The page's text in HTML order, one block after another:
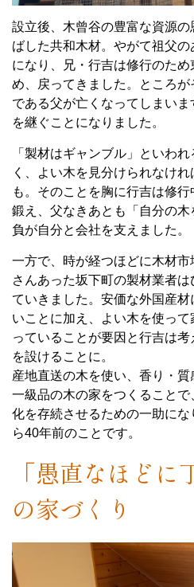
設立後、木曾谷の豊富な資源
ばした共和木材。やがて祖父
になり、兄・行吉は修行のた
め、戻ってきました。ところ
である父が亡くなってしまい
を継ぐことになりました。
「製材はギャンブル」といわ
く、よい木を見分けられなけ
も。そのことを胸に行吉は修
鍛え、父なきあとも「自分の
負が自分と会社を支えました。
一方で、時が経つほどに木材市
さんあった坂下町の製材業者
ていきました。安価な外国産
いことに加え、よい木を使っ
っていることが要因と行吉は
を設けることに。
産地直送の木を使い、香り・
一級品の木の家をつくること
化を存続させるための一助に
ら40年前のことです。
「愚直なほど
の家づくり